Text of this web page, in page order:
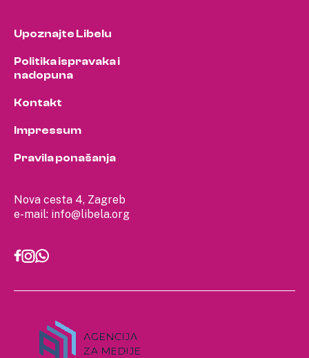
Nova cesta 4, Zagreb
e-mail: info@libela.org
Upoznajte Libelu
Politika ispravaka i
nadopuna
Kontakt
Impressum
Pravila ponašanja